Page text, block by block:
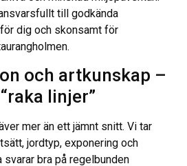
till godkända
dig och skonsamt för
och artkunskap –
linjer”
mer än ett jämnt snitt. Vi tar
jordtyp, exponering och
svarar bra på regelbunden